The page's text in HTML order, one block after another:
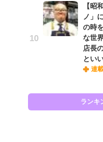
【昭
ノ」
の時
な世
店長
とい
連
ランキ